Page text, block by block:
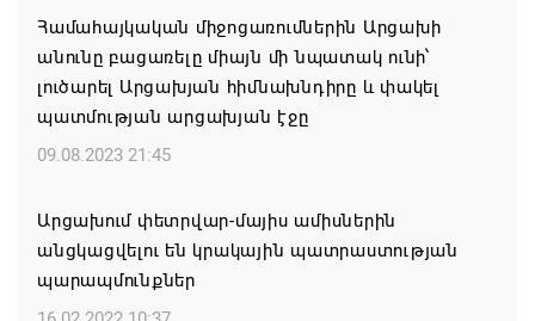
06.08.2026 12:08
Մեկնարկել է «Շուկայի զարգացող ՓՄՁ
դերակատարների» աջակցության մրցութային
հայտադիմումների ընդունումը
Կապան քաղաքում ավարտին է հասցվել
համայնքապետարանի պատվիրատվությամբ
Համահայկական միջոցառումներին Արցախի
անունը բացառելը միայն մի նպատակ ունի՝
լուծարել Արցախյան հիմնախնդիրը և փակել
պատմության արցախյան էջը
09.08.2023 21:45
Արցախում փետրվար-մայիս ամիսներին
անցկացվելու են կրակային պատրաստության
պարապմունքներ